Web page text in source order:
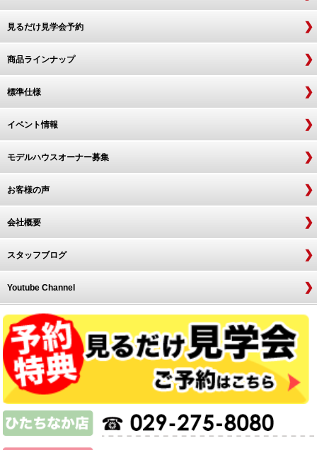
見るだけ見学会予約
商品ラインナップ
標準仕様
イベント情報
モデルハウスオーナー募集
お客様の声
会社概要
スタッフブログ
Youtube Channel